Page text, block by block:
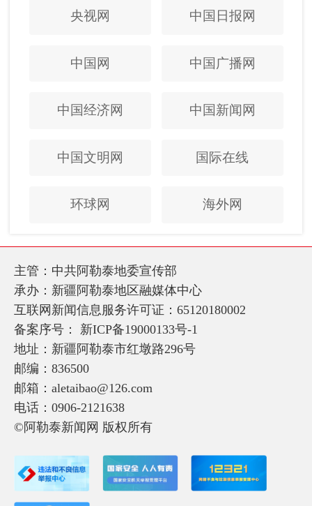
央视网 中国日报网
中国网 中国广播网
中国经济网 中国新闻网
中国文明网 国际在线
环球网 海外网
主管：中共阿勒泰地委宣传部
承办：新疆阿勒泰地区融媒体中心
互联网新闻信息服务许可证：65120180002
备案序号： 新ICP备19000133号-1
地址：新疆阿勒泰市红墩路296号
邮编：836500
邮箱：aletaibao@126.com
电话：0906-2121638
©阿勒泰新闻网 版权所有